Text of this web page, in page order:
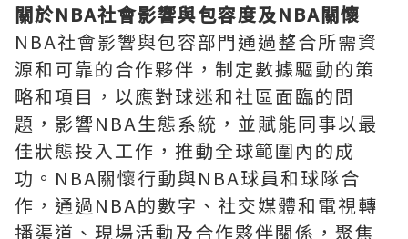
關於NBA社會影響與包容度及NBA關懷
NBA社會影響與包容部門通過整合所需資
源和可靠的合作夥伴，制定數據驅動的策
略和項目，以應對球迷和社區面臨的問
題，影響NBA生態系統，並賦能同事以最
佳狀態投入工作，推動全球範圍內的成
功。NBA關懷行動與NBA球員和球隊合
作，通過NBA的數字、社交媒體和電視轉
播渠道、現場活動及合作夥伴關係，聚焦